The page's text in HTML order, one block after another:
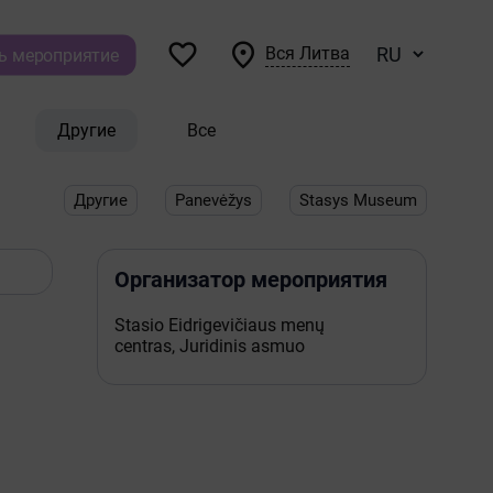
мероприятие   Вся Литва
Другие Все
Другие Panevėžys Stasys Museum
Организатор мероприятия
Stasio Eidrigevičiaus menų
centras, Juridinis asmuo